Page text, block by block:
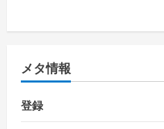
メタ情報
登録